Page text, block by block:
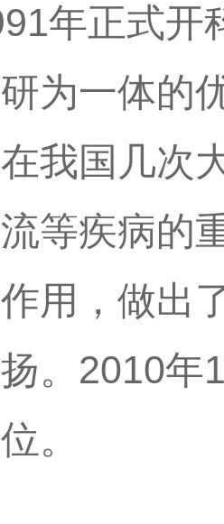
年正式
为一体的
我国几次
等疾病的
用，做出
。2010年
。